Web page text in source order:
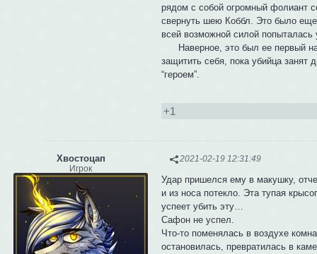
рядом с собой огромный фолиант
свернуть шею Коббл. Это было
всей возможной силой
Наверное, это был ее первый
защитить себя, пока убийца занят
“героем”.
+1
2021-02-19 12:31:49
Хвостоцап
Игрок
Удар пришелся ему в макушку,
и из носа потекло. Эта тупая
успеет убить эту…
Сафон не успел.
Что-то поменялась в воздухе
остановилась, превратилась в